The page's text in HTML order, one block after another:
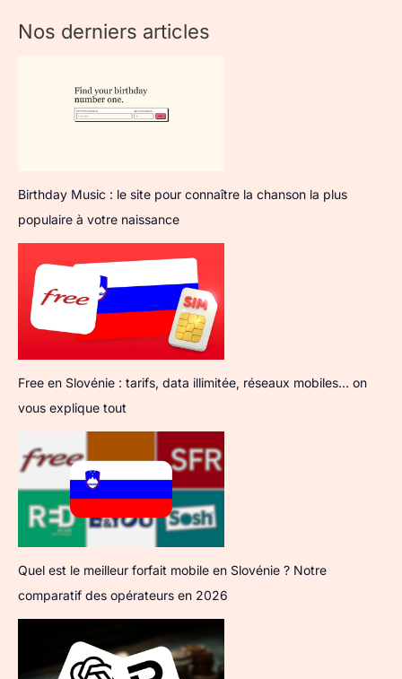
Nos derniers articles
Birthday Music : le site pour connaître la chanson la plus
populaire à votre naissance
Free en Slovénie : tarifs, data illimitée, réseaux mobiles… on
vous explique tout
Quel est le meilleur forfait mobile en Slovénie ? Notre
comparatif des opérateurs en 2026